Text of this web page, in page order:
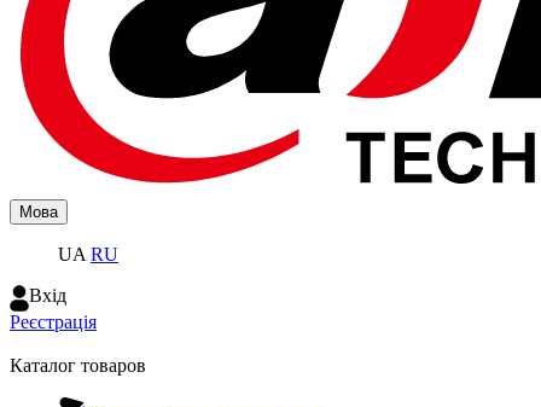
Мова
UA RU
Вхiд
Реєстрація
Каталог товаров